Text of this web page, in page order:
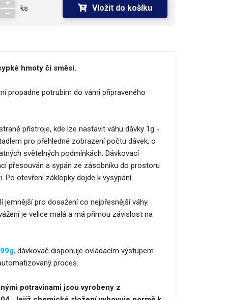
ks Vložit do košíku
hmoty či směsi.
propadne potrubím do vámi připraveného
přístroje, kde lze nastavit váhu dávky 1g -
pro přehledné zobrazení počtu dávek, o
světelných podmínkách. Dávkovací
přesouván a sypán ze zásobníku do prostoru
otevření záklopky dojde k vysypání
jemnější pro dosažení co nejpřesnější váhy.
je velice malá a má přímou závislost na
,dávkovač disponuje ovládacím výstupem
proces.
potravinami jsou vyrobeny z